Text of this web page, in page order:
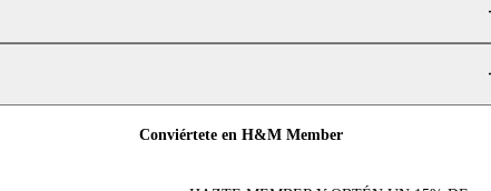
Conviértete en H&M Member